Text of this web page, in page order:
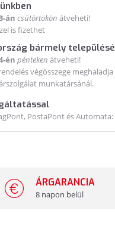
án csütörtökön átveheti!
is fizethet
bármely
én pénteken átveheti!
végösszege
munkatársánál.
PostaPont és Automata:
ÁRGARANCIA
8 napon belül